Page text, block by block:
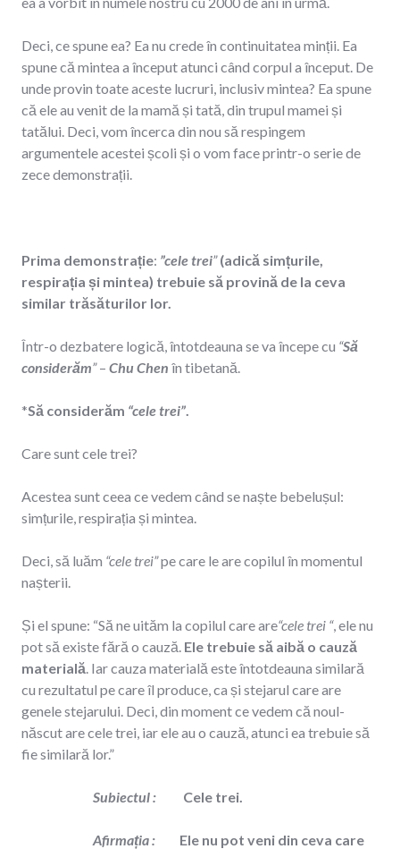
Deci, ce spune ea? Ea nu crede în continuitatea minții. Ea
spune că mintea a început atunci când corpul a început. De
unde provin toate aceste lucruri, inclusiv mintea? Ea spune
că ele au venit de la mamă și tată, din trupul mamei și
tatălui. Deci, vom încerca din nou să respingem
argumentele acestei școli și o vom face printr-o serie de
zece demonstrații.
Prima demonstrație: ”cele trei” (adică simțurile,
respirația și mintea) trebuie să provină de la ceva
similar trăsăturilor lor.
Într-o dezbatere logică, întotdeauna se va începe cu “Să
considerăm”– Chu Chen în tibetană.
*Să considerăm “cele trei”.
Care sunt cele trei?
Acestea sunt ceea ce vedem când se naște bebelușul:
simțurile, respirația și mintea.
Deci, să luăm “cele trei”pe care le are copilul în momentul
nașterii.
Și el spune: “Să ne uităm la copilul care are“cele trei “, ele nu
pot să existe fără o cauză. Ele trebuie să aibă o cauză
materială. Iar cauza materială este întotdeauna similară
cu rezultatul pe care îl produce, ca și stejarul care are
genele stejarului. Deci, din moment ce vedem că noul-
născut are cele trei, iar ele au o cauză, atunci ea trebuie să
fie similară lor.”
Subiectul: Cele trei.
Afirmația:
Ele nu pot veni din ceva care